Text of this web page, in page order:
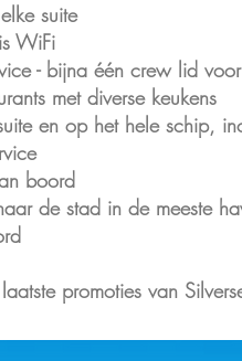
suite
WiFi
- bijna één crew lid
met diverse keukens
en op het hele schip,
boord
de stad in de meeste
promoties van